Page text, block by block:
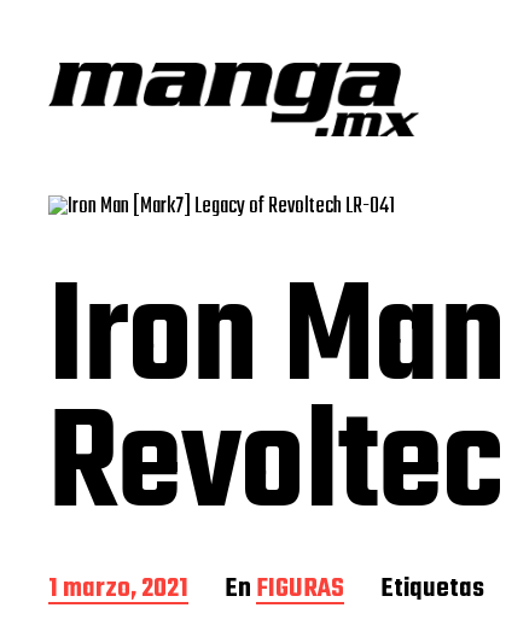
Iron
F
e
1 marzo, 2021 EnFIGURAS Etiquetas